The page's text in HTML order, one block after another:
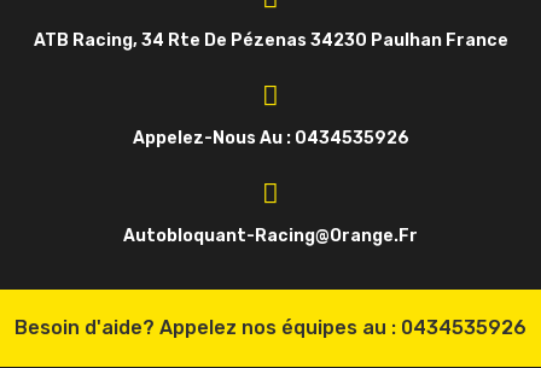
ATB Racing, 34 Rte De Pézenas 34230 Paulhan France
Appelez-Nous Au : 0434535926
Autobloquant-Racing@orange.fr
Besoin d'aide? Appelez nos équipes au : 0434535926